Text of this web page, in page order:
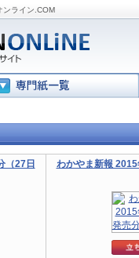
ンライン.COM
（27日
わかやま新報